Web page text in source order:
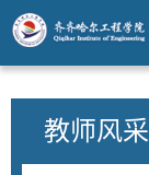
教师风采